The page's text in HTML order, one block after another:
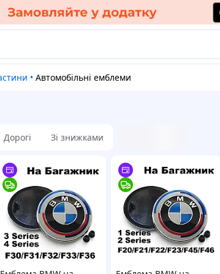
• Автомобільні емблеми
Дорогі Зі знижками